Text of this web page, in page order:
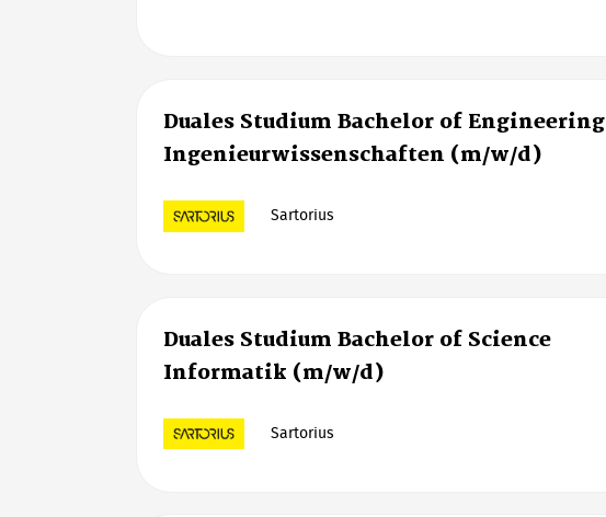
Duales Studium Bachelor of Engineering
Ingenieurwissenschaften (m/w/d)
Sartorius
Duales Studium Bachelor of Science
Informatik (m/w/d)
Sartorius